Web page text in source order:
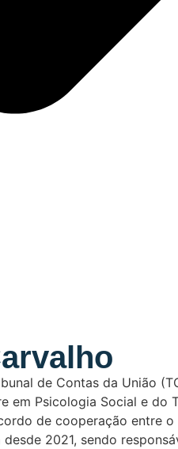
de Contas da União
em Psicologia Social e
de cooperação entre
2021, sendo